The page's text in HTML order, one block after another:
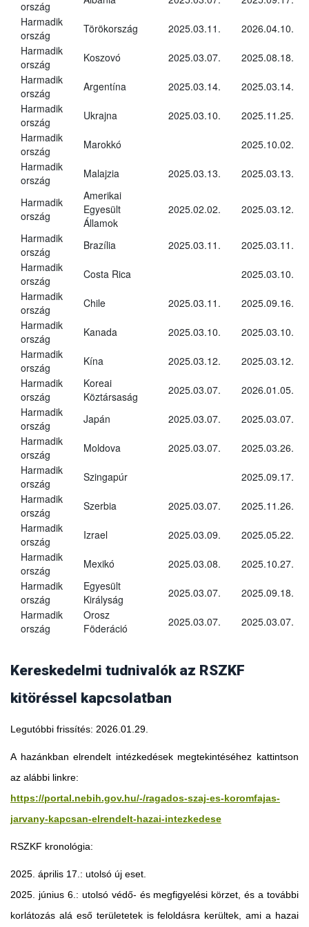
ország
Harmadik
ország
Törökország 2025.03.11.
2026.04.10.
Harmadik
ország
Koszovó 2025.03.07.
2025.08.18.
Harmadik
ország
Argentína 2025.03.14.
2025.03.14.
Harmadik
ország
Ukrajna 2025.03.10.
2025.11.25.
Harmadik
ország
Marokkó
2025.10.02.
Harmadik
ország
Malajzia 2025.03.13. 2025.03.13.
Harmadik
ország
Amerikai
Egyesült
Államok
2025.02.02. 2025.03.12.
Harmadik
ország
Brazília 2025.03.11.
2025.03.11.
Harmadik
ország
Costa Rica
2025.03.10.
Harmadik
ország
Chile 2025.03.11.
2025.09.16.
Harmadik
ország
Kanada 2025.03.10.
2025.03.10.
Harmadik
ország
Kína 2025.03.12.
2025.03.12.
Harmadik
ország
Koreai
Köztársaság
2025.03.07.
2026.01.05.
Harmadik
ország
Japán 2025.03.07.
2025.03.07.
Harmadik
ország
Moldova 2025.03.07.
2025.03.26.
Harmadik
ország
Szingapúr
2025.09.17.
Harmadik
ország
Szerbia 2025.03.07.
2025.11.26.
Harmadik
ország
Izrael 2025.03.09.
2025.05.22.
Harmadik
ország
Mexikó 2025.03.08.
2025.10.27.
Harmadik
ország
Egyesült
Királyság
2025.03.07.
2025.09.18.
Harmadik
ország
Orosz
Föderáció
2025.03.07. 2025.03.07.
Kereskedelmi tudnivalók az RSZKF
kitöréssel kapcsolatban
Legutóbbi frissítés: 2026.01.29.
A hazánkban elrendelt intézkedések megtekintéséhez kattintson
az alábbi linkre:
https://portal.nebih.gov.hu/-/ragados-szaj-es-koromfajas-
jarvany-kapcsan-elrendelt-hazai-intezkedese
RSZKF kronológia:
2025. április 17.: utolsó új eset.
2025. június 6.: utolsó védő- és megfigyelési körzet, és a további
korlátozás alá eső területetek is feloldásra kerültek, ami a hazai
Georgia